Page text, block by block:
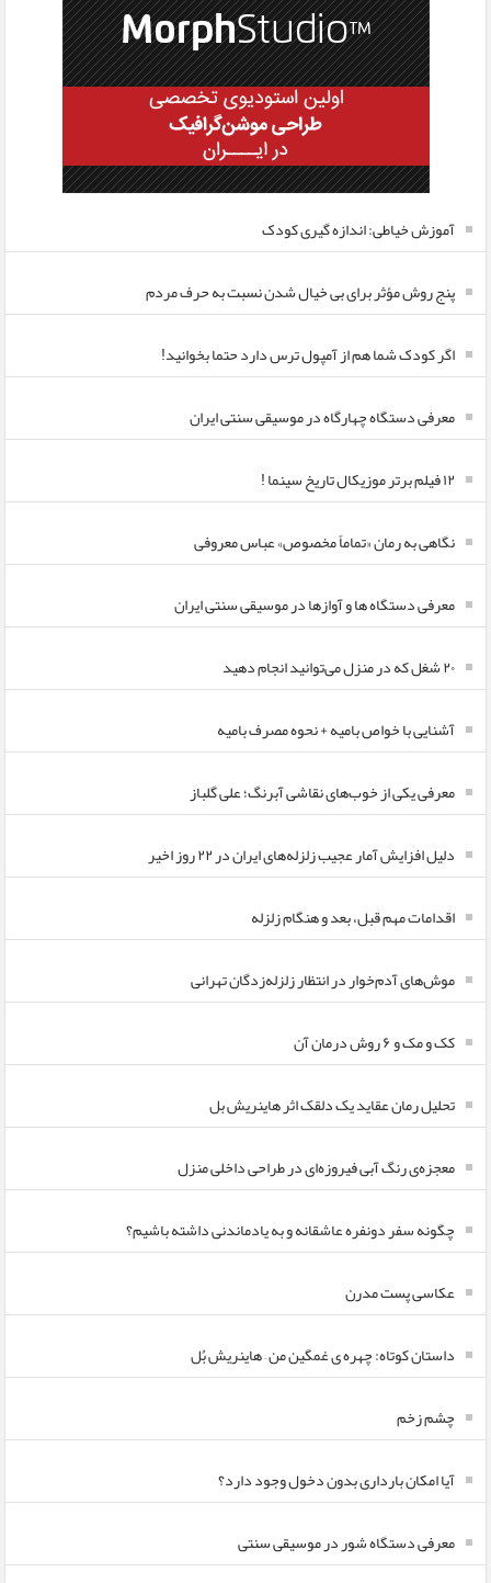
آموزش خیاطی: اندازه گیری کودک
پنج روش مؤثر برای بی خیال شدن نسبت به حرف مردم
اگر کودک شما هم از آمپول ترس دارد حتما بخوانید!
معرفی دستگاه چهارگاه در موسیقی سنتی ایران
۱۲ فیلم برتر موزیکال تاریخ سینما !
نگاهی به رمان «تماماً مخصوص» عباس معروفی
معرفی دستگاه ها و آوازها در موسیقی سنتی ایران
۲۰ شغل که در منزل می‌توانید انجام دهید
آشنایی با خواص بامیه + نحوه مصرف بامیه
معرفی یکی از خوب‌های نقاشی آبرنگ؛ علی گلباز
دلیل افزایش آمار عجیب زلزله‌های ایران در ۲۲ روز اخیر
اقدامات مهم قبل، بعد و هنگام زلزله
موش‌های آدم‌خوار در انتظار زلزله‌زدگان تهرانی
کک و مک و ۶ روش درمان آن
تحلیل رمان عقاید یک دلقک اثر هاینریش بل
معجزه‌ی رنگ آبی فیروزه‌ای در طراحی داخلی منزل
چگونه سفر دونفره عاشقانه و به یادماندنی داشته باشیم؟
عکاسی پست مدرن
داستان کوتاه: چهره ی غمگین من – هاینریش بُل
چشم زخم
آیا امکان بارداری بدون دخول وجود دارد؟
معرفی دستگاه شور در موسیقی سنتی